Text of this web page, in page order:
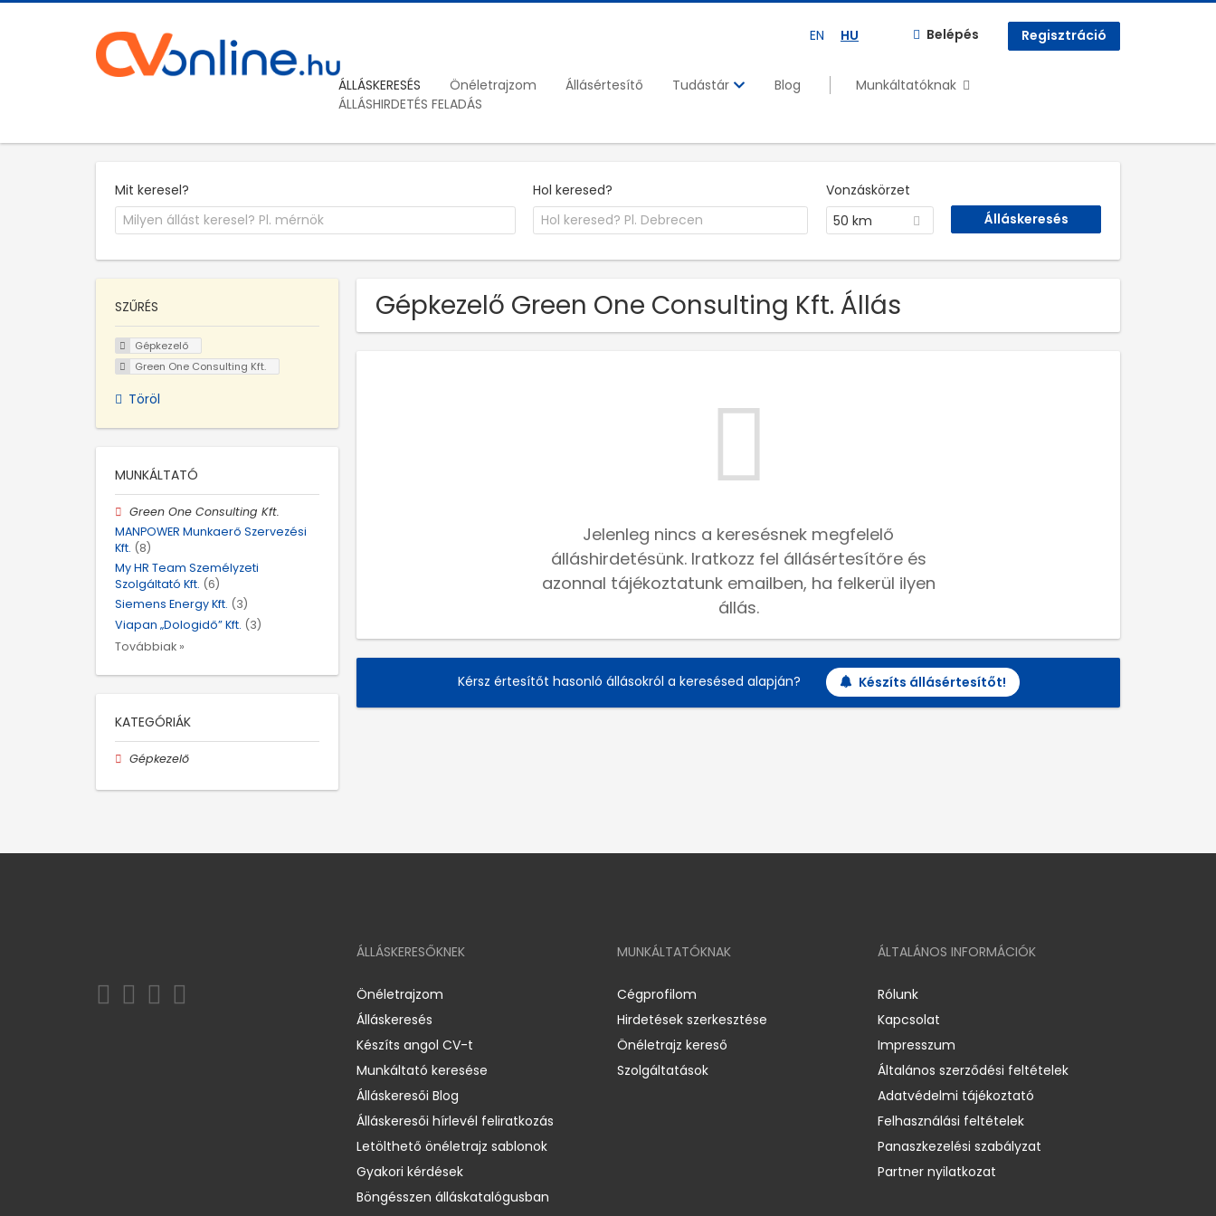
EN HU Belépés Regisztráció
ÁLLÁSKERESÉS Önéletrajzom Állásértesítő Tudástár Blog
Munkáltatóknak
ÁLLÁSHIRDETÉS FELADÁS
Mit keresel? Hol keresed?
Vonzáskörzet
50 km
Gépkezelő Green One Consulting Kft. Állás
Jelenleg nincs a keresésnek megfelelő
álláshirdetésünk. Iratkozz fel állásértesítőre és
azonnal tájékoztatunk emailben, ha felkerül ilyen
állás.
Kérsz értesítőt hasonló állásokról a keresésed alapján? Készíts állásértesítőt!
SZŰRÉS
Gépkezelő
Green One Consulting Kft.
Töröl
MUNKÁLTATÓ
Green One Consulting Kft.
MANPOWER Munkaerő Szervezési
Kft. (8)
My HR Team Személyzeti
Szolgáltató Kft. (6)
Siemens Energy Kft. (3)
Viapan „Dologidő” Kft. (3)
Továbbiak »
KATEGÓRIÁK
Gépkezelő
ÁLLÁSKERESŐKNEK
Önéletrajzom
Álláskeresés
Készíts angol CV-t
Munkáltató keresése
Álláskeresői Blog
Álláskeresői hírlevél feliratkozás
Letölthető önéletrajz sablonok
Gyakori kérdések
Böngésszen álláskatalógusban
MUNKÁLTATÓKNAK
Cégprofilom
Hirdetések szerkesztése
Önéletrajz kereső
Szolgáltatások
ÁLTALÁNOS INFORMÁCIÓK
Rólunk
Kapcsolat
Impresszum
Általános szerződési feltételek
Adatvédelmi tájékoztató
Felhasználási feltételek
Panaszkezelési szabályzat
Partner nyilatkozat